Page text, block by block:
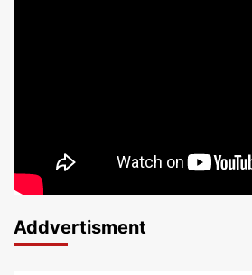
Addvertisment